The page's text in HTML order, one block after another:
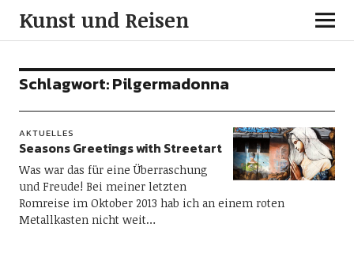
Kunst und Reisen
Schlagwort:Pilgermadonna
AKTUELLES
Seasons Greetings with Streetart
Was war das für eine Überraschung
und Freude! Bei meiner letzten
Romreise im Oktober 2013 hab ich an einem roten
Metallkasten nicht weit…